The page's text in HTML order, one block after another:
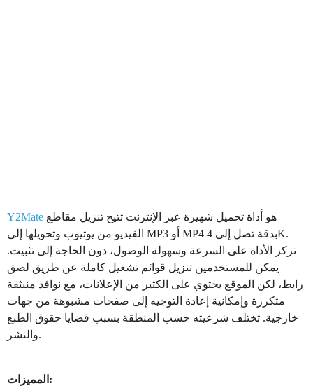
Y2Mate
الفيديو من يوتيوب وتحويلها إلى MP3 أو MP4 بدقة تصل إلى 4K.
تركز الأداة على السرعة وسهولة الوصول، دون الحاجة إلى تثبيت.
يمكن للمستخدمين تنزيل قوائم تشغيل كاملة عن طريق لصق
رابط، لكن الموقع يحتوي على الكثير من الإعلانات، مع نوافذ منبثقة
متكررة وإمكانية إعادة التوجيه إلى صفحات مشبوهة من جهات
خارجية. تختلف شرعيته حسب المنطقة بسبب قضايا حقوق الطبع
والنشر.
المميزات: